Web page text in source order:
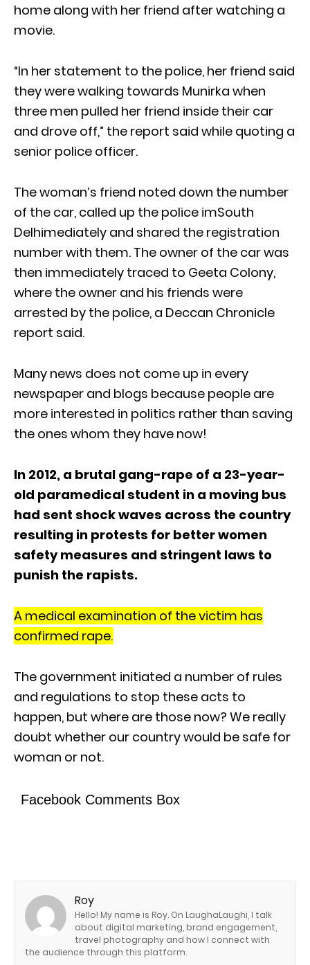
home along with her friend after watching a
movie.
“In her statement to the police, her friend said
they were walking towards Munirka when
three men pulled her friend inside their car
and drove off,” the report said while quoting a
senior police officer.
The woman’s friend noted down the number
of the car, called up the police imSouth
Delhimediately and shared the registration
number with them. The owner of the car was
then immediately traced to Geeta Colony,
where the owner and his friends were
arrested by the police, a Deccan Chronicle
report said.
Many news does not come up in every
newspaper and blogs because people are
more interested in politics rather than saving
the ones whom they have now!
In 2012, a brutal gang-rape of a 23-year-
old paramedical student in a moving bus
had sent shock waves across the country
resulting in protests for better women
safety measures and stringent laws to
punish the rapists.
A medical examination of the victim has
confirmed rape.
The government initiated a number of rules
and regulations to stop these acts to
happen, but where are those now? We really
doubt whether our country would be safe for
woman or not.
Facebook Comments Box
Roy
Hello! My name is Roy. On LaughaLaughi, I talk
about digital marketing, brand engagement,
travel photography and how I connect with
the audience through this platform.